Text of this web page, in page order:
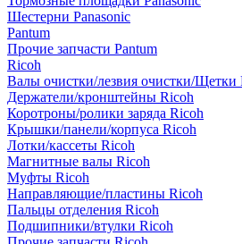
Шестерни Panasonic
Pantum
Прочие запчасти Pantum
Ricoh
Валы очистки/лезвия очистки/Щетки
Держатели/кронштейны Ricoh
Коротроны/ролики заряда Ricoh
Крышки/панели/корпуса Ricoh
Лотки/кассеты Ricoh
Магнитные валы Ricoh
Муфты Ricoh
Направляющие/пластины Ricoh
Пальцы отделения Ricoh
Подшипники/втулки Ricoh